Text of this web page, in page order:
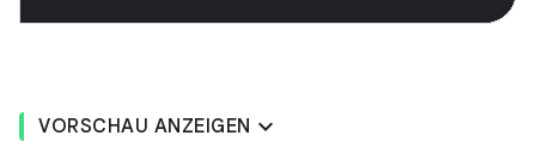
VORSCHAU ANZEIGEN